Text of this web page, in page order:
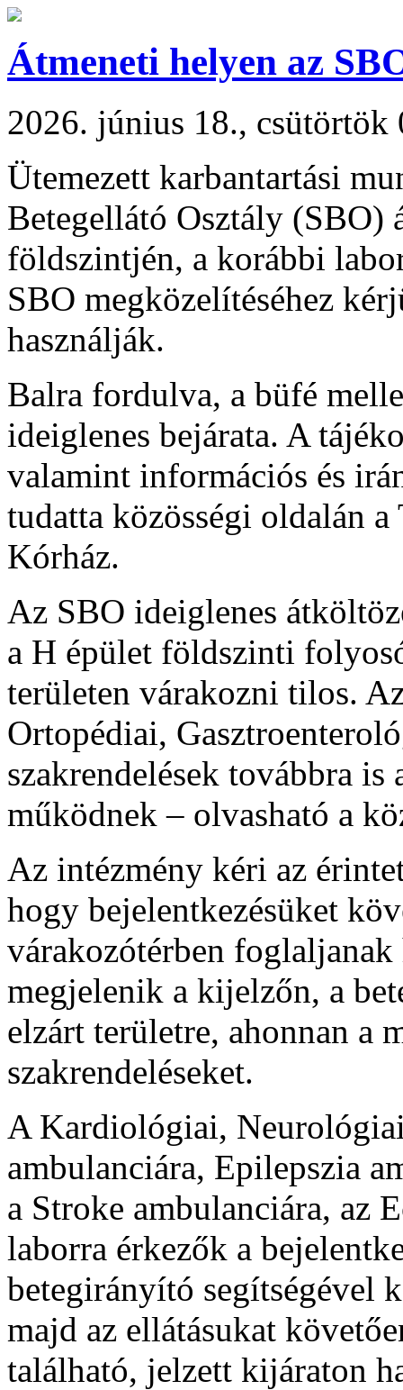
Átmeneti helyen az
2026. június 18., csütörtök
Ütemezett karbantartási
Betegellátó Osztály (SBO)
földszintjén, a korábbi
SBO megközelítéséhez
használják.
Balra fordulva, a büfé
ideiglenes bejárata. A
valamint információs és
tudatta közösségi oldalán
Kórház.
Az SBO ideiglenes
a H épület földszinti
területen várakozni tilos.
Ortopédiai,
szakrendelések továbbra
működnek – olvasható a
Az intézmény kéri az
hogy bejelentkezésüket
várakozótérben
megjelenik a kijelzőn, a
elzárt területre, ahonnan a
szakrendeléseket.
A Kardiológiai,
ambulanciára, Epilepszia
a Stroke ambulanciára, az
laborra érkezők a
betegirányító segítségével
majd az ellátásukat
található, jelzett kijáraton